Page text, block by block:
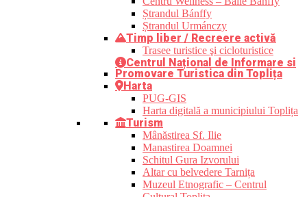
Ștrandul Bánffy
Ștrandul Urmánczy
Timp liber / Recreere activă
Trasee turistice şi cicloturistice
Centrul Național de Informare si
Promovare Turistica din Toplița
Harta
PUG-GIS
Harta digitală a municipiului Toplița
Turism
Mânăstirea Sf. Ilie
Manastirea Doamnei
Schitul Gura Izvorului
Altar cu belvedere Tarnița
Muzeul Etnografic – Centrul